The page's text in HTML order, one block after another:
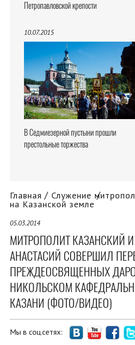
Петропавловской крепости
10.07.2015
В Седмиезерной пустыни прошли
престольные торжества
Главная Служение
на Казанской земле
05.03.2014
МИТРОПОЛИТ КАЗАНСКИЙ И
АНАСТАСИЙ СОВЕРШИЛ
ПРЕЖДЕОСВЯЩЕННЫХ
НИКОЛЬСКОМ
КАЗАНИ (ФОТО/ВИДЕО)
Мы в соц.сетях: